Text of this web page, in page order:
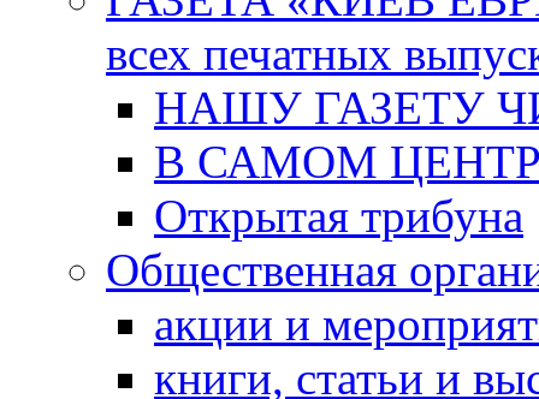
всех печатных
НАШУ ГАЗЕТУ
В САМОМ
Открытая трибуна
Общественная
акции и
книги, статьи и